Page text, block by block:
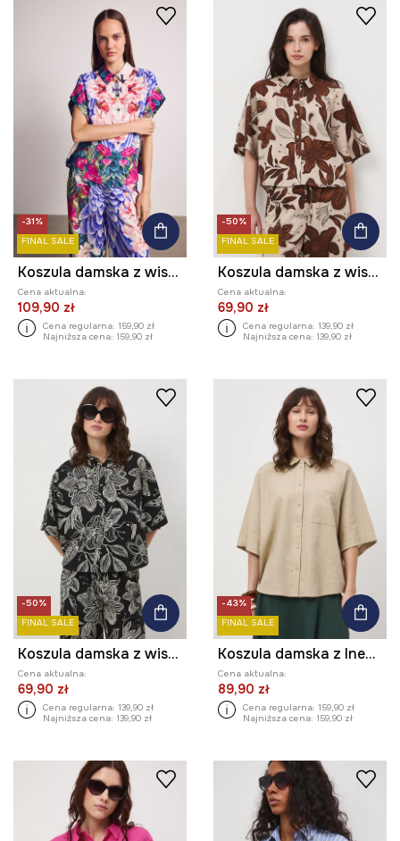
-31%
FINAL SALE
Koszula damska z wiskozą
Cena aktualna:
109,90 zł
Cena regularna: 159,90 zł
Najniższa cena: 159,90 zł
-50%
FINAL SALE
Koszula damska z wiskozą w kwiaty
Cena aktualna:
69,90 zł
Cena regularna: 139,90 zł
Najniższa cena: 139,90 zł
-50%
FINAL SALE
Koszula damska z wiskozą w kwiaty
Cena aktualna:
69,90 zł
Cena regularna: 139,90 zł
Najniższa cena: 139,90 zł
-43%
FINAL SALE
Koszula damska z lnem gładka
Cena aktualna:
89,90 zł
Cena regularna: 159,90 zł
Najniższa cena: 159,90 zł